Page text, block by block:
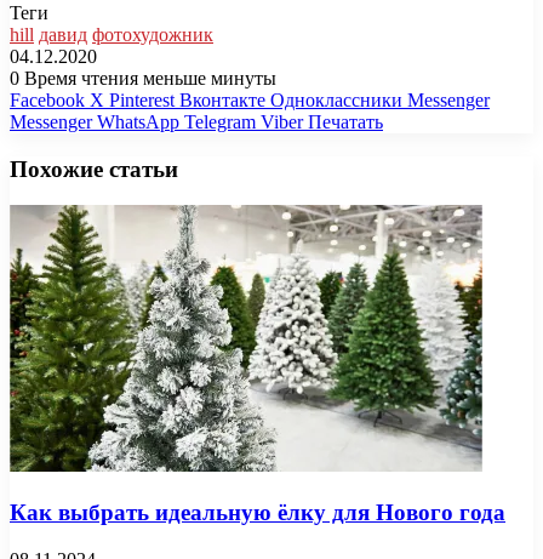
Теги
hill давид фотохудожник
04.12.2020
0 Время чтения меньше минуты
Facebook X Pinterest Вконтакте Одноклассники Messenger
Messenger WhatsApp Telegram Viber Печатать
Похожие статьи
Как выбрать идеальную ёлку для Нового года